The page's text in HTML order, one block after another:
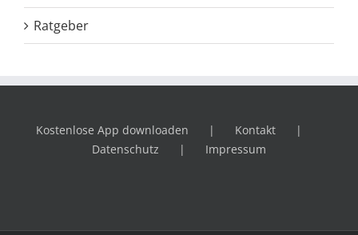
Ratgeber
Kostenlose App downloaden
Kontakt
Datenschutz
Impressum